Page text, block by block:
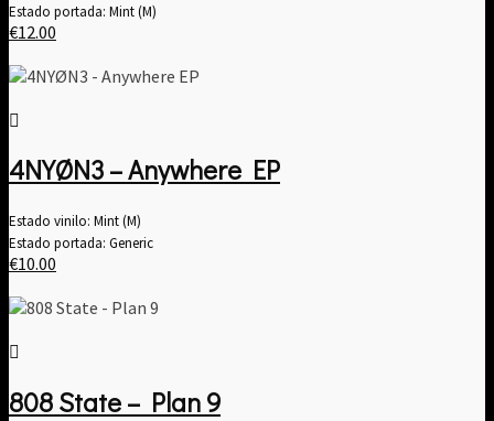
Estado portada: Mint (M)
€12.00
4NYØN3 – Anywhere EP
Estado vinilo: Mint (M)
Estado portada: Generic
€10.00
808 State – Plan 9